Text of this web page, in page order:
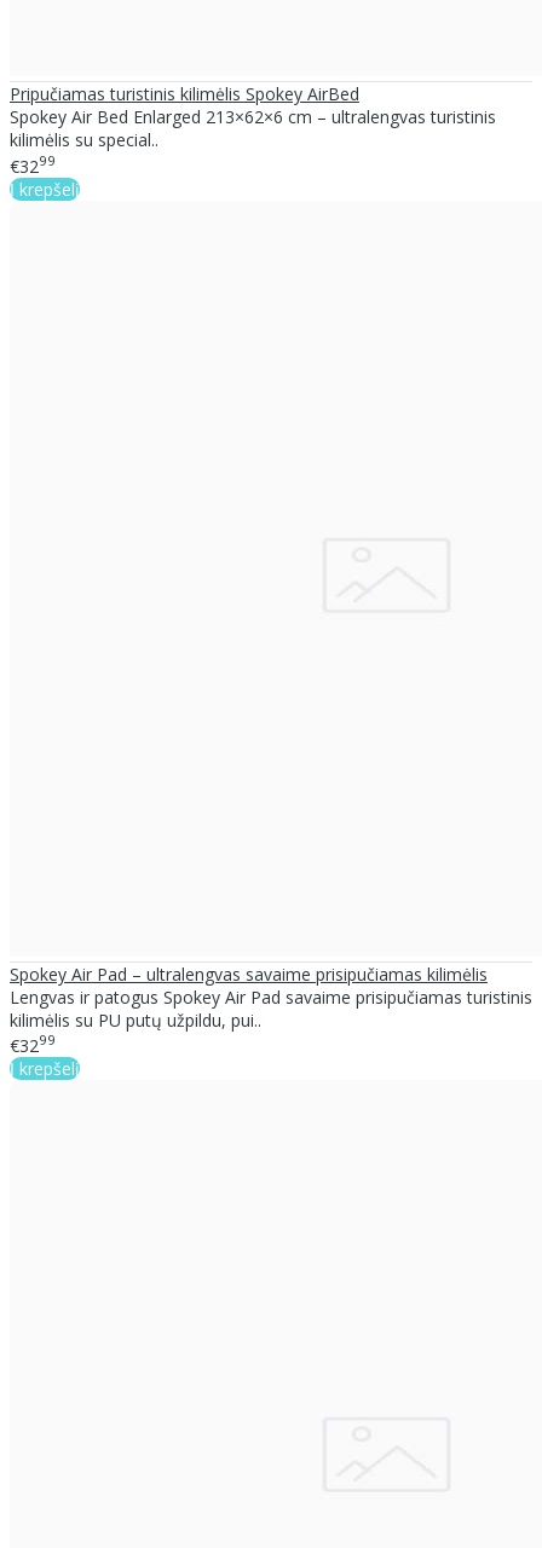
Pripučiamas turistinis kilimėlis Spokey AirBed
Spokey Air Bed Enlarged 213×62×6 cm – ultralengvas turistinis
kilimėlis su special..
€3299
Į krepšelį
Spokey Air Pad – ultralengvas savaime prisipučiamas kilimėlis
Lengvas ir patogus Spokey Air Pad savaime prisipučiamas turistinis
kilimėlis su PU putų užpildu, pui..
€3299
Į krepšelį